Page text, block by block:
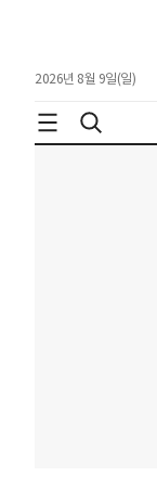
2026년 8월 9일(일)